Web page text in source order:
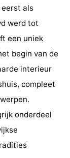
eerst als
werd tot
een uniek
begin van de
interieur
compleet
onderdeel